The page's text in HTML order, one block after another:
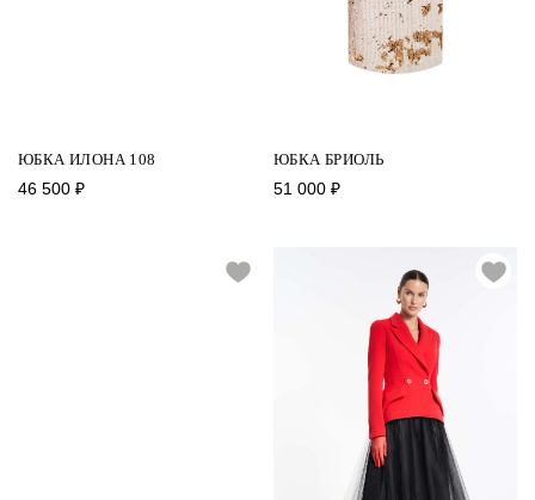
ЮБКА ИЛОНА 108
46 500 ₽
ЮБКА БРИОЛЬ
51 000 ₽